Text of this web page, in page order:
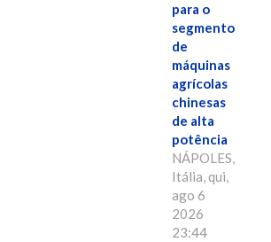
para o
segmento
de
máquinas
agrícolas
chinesas
de alta
potência
NÁPOLES,
Itália, qui,
ago 6
2026
23:44